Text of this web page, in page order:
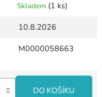
Skladem (1 ks)
10.8.2026
M0000058663
DO KOŠÍKU